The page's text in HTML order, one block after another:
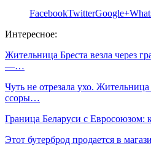
FacebookTwitterGoogle+
Интересное:
Жительница Бреста везла через
—…
Чуть не отрезала ухо.
ссоры…
Граница Беларуси с
Этот бутерброд продается в